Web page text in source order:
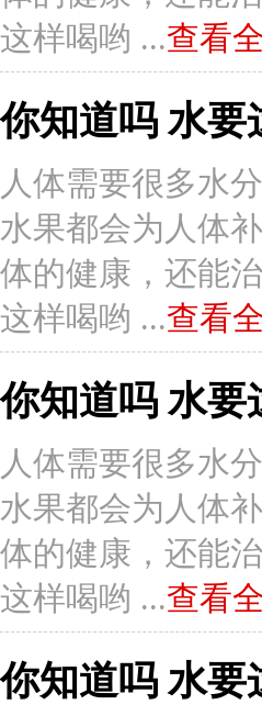
这样喝哟 ...查看
你知道吗 水
人体需要很多水
水果都会为人体
体的健康，还能
这样喝哟 ...查看
你知道吗 水
人体需要很多水
水果都会为人体
体的健康，还能
这样喝哟 ...查看
你知道吗 水